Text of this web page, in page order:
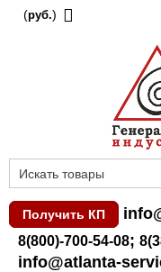
(руб.)
Получить КП
8(800)-700-54-08;
info@atlanta-